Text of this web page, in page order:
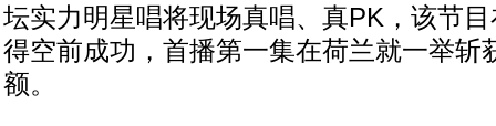
坛实力明星唱将现场真唱、真PK，该节
得空前成功，首播第一集在荷兰就一举斩
额。